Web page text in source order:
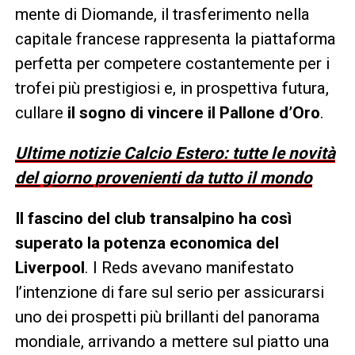
mente di Diomande, il trasferimento nella
capitale francese rappresenta la piattaforma
perfetta per competere costantemente per i
trofei più prestigiosi e, in prospettiva futura,
cullare il sogno di vincere il Pallone d’Oro.
Ultime notizie Calcio Estero: tutte le novità
del giorno provenienti da tutto il mondo
Il fascino del club transalpino ha così
superato la potenza economica del
Liverpool. I Reds avevano manifestato
l’intenzione di fare sul serio per assicurarsi
uno dei prospetti più brillanti del panorama
mondiale, arrivando a mettere sul piatto una